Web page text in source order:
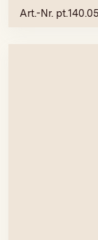
Art.-Nr.